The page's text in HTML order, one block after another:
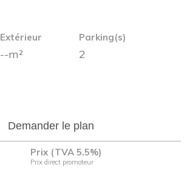
Extérieur
--m²
Parking(s)
2
Demander le plan
Prix (TVA 5.5%)
Prix direct promoteur